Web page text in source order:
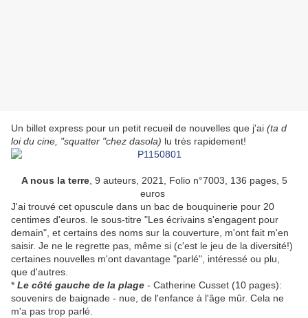
Un billet express pour un petit recueil de nouvelles que j'ai (ta d
loi du cine, "squatter "chez dasola) lu très rapidement!
A nous la terre, 9 auteurs, 2021, Folio n°7003, 136 pages, 5
euros
J'ai trouvé cet opuscule dans un bac de bouquinerie pour 20
centimes d'euros. le sous-titre "Les écrivains s'engagent pour
demain", et certains des noms sur la couverture, m'ont fait m'en
saisir. Je ne le regrette pas, même si (c'est le jeu de la diversité!)
certaines nouvelles m'ont davantage "parlé", intéressé ou plu,
que d'autres.
* Le côté gauche de la plage - Catherine Cusset (10 pages):
souvenirs de baignade - nue, de l'enfance à l'âge mûr. Cela ne
m'a pas trop parlé.